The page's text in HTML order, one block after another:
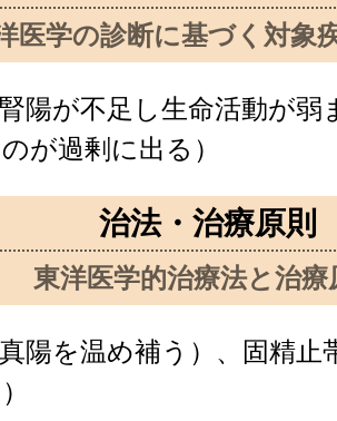
医学の診断に基づく対象
陽が不足し生命活動が弱
が過剰に出る）
治法・治療原則
東洋医学的治療法と治療
陽を温め補う）、固精止